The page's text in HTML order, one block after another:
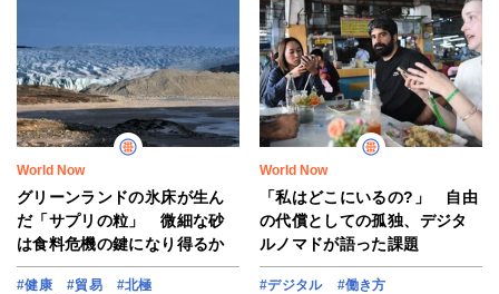
World Now
グリーンランドの氷床が生ん
だ「サプリの粒」 微細な砂
は食料危機の鍵になり得るか
#健康 #貿易
#北極
World Now
「私はどこにいるの?」 自由
の代償としての孤独、デジタ
ルノマドが語った課題
#デジタル #働き方